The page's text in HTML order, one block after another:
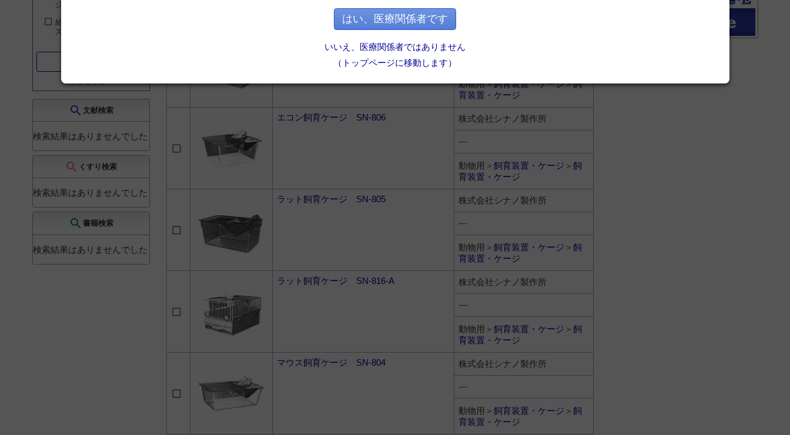
ジ SN-78シリーズ
給餌器 SN-950シリー
ズ
中動物解剖台 3
処置・廻診車 3
イヌ飼育ケージ 2
ブラケット・ウサギケ
ブラケット・ラット飼
育ケージユニット
マウスケージ 2
兎採血箱 2
大型ケージ 2
search 文献検索
検索結果はありませんでした
search くすり検索
検索結果はありませんでした
search 書籍検索
検索結果はありませんでした
動物用＞飼育装置・ケージ＞飼
育装置・ケージ
エコン飼育ケージ SN-806 株式会社シナノ製作所
---
動物用＞ 飼育装置・ケージ ＞ 飼
育装置・ケージ
ラット飼育ケージ SN-805 株式会社シナノ製作所
---
動物用＞ 飼育装置・ケージ ＞ 飼
育装置・ケージ
ラット飼育ケージ SN-816-A 株式会社シナノ製作所
---
動物用＞ 飼育装置・ケージ ＞ 飼
育装置・ケージ
マウス飼育ケージ SN-804 株式会社シナノ製作所
---
動物用＞ 飼育装置・ケージ ＞ 飼
育装置・ケージ
はい、医療関係者です
いいえ、医療関係者ではありません
（トップページに移動します）